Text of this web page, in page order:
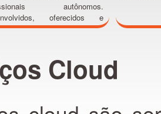
empresas, escritórios e
autônomos.
Cloud